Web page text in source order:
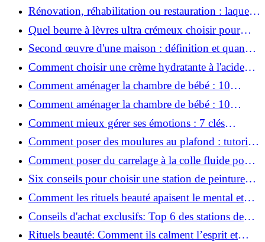
valeur d'une maison pour la revente ?
Rénovation, réhabilitation ou restauration : laquelle
convient le mieux à mon logement ?
Quel beurre à lèvres ultra crémeux choisir pour
lèvres sèches et gercées?
Second œuvre d'une maison : définition et quand
le réaliser
Comment choisir une crème hydratante à l'acide
hyaluronique et niacinamide ?
Comment aménager la chambre de bébé : 10
conseils sécurité, déco et rangement
Comment aménager la chambre de bébé : 10
conseils sécurité, déco et rangement
Comment mieux gérer ses émotions : 7 clés
pratiques
Comment poser des moulures au plafond : tutoriel
vidéo pas à pas ?
Comment poser du carrelage à la colle fluide pour
un rendu professionnel ?
Six conseils pour choisir une station de peinture
basse pression
Comment les rituels beauté apaisent le mental et
créent des moments pour soi ?
Conseils d'achat exclusifs: Top 6 des stations de
peinture basse pression incontournables!
Rituels beauté: Comment ils calment l’esprit et